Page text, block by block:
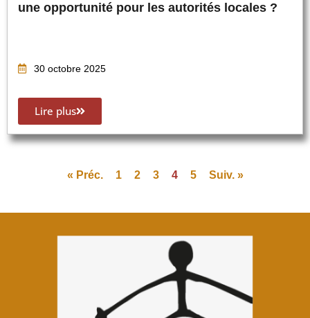
une opportunité pour les autorités locales ?
30 octobre 2025
Lire plus
« Préc. 1 2 3 4 5 Suiv. »